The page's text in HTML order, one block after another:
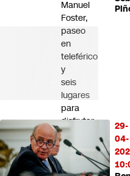
29-
04-
Manuel
Foster,
paseo
en
teleférico
y
seis
lugares
para
disfrutar
de
la
naturaleza